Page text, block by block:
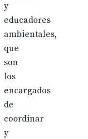
y
educadores
ambientales,
que
son
los
encargados
de
coordinar
y